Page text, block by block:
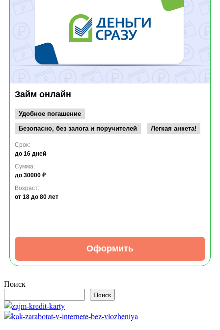
Займ онлайн
Удобное погашение
Безопасно, без залога и поручителей
Легкая анкета!
Срок:
до 16 дней
Сумма:
до 30000 ₽
Возраст:
от 18 до 80 лет
Оформить
Поиск
Поиск